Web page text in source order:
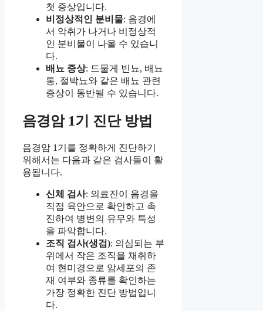
첫 증상입니다.
비정상적인 분비물: 음경에
서 악취가 나거나 비정상적
인 분비물이 나올 수 있습니
다.
배뇨 증상: 드물게 빈뇨, 배뇨
통, 절박뇨와 같은 배뇨 관련
증상이 동반될 수 있습니다.
음경암 1기 진단 방법
음경암 1기를 정확하게 진단하기
위해서는 다음과 같은 검사들이 활
용됩니다.
신체 검사: 의료진이 음경을
직접 육안으로 확인하고 촉
진하여 병변의 유무와 특성
을 파악합니다.
조직 검사(생검): 의심되는 부
위에서 작은 조직을 채취하
여 현미경으로 암세포의 존
재 여부와 종류를 확인하는
가장 정확한 진단 방법입니
다.